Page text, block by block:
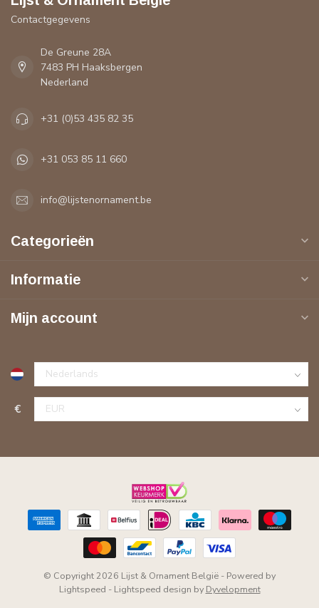
Contactgegevens
De Greune 28A
7483 PH Haaksbergen
Nederland
+31 (0)53 435 82 35
+31 053 85 11 660
info@lijstenornament.be
Categorieën
Informatie
Mijn account
€
© Copyright 2026 Lijst & Ornament België - Powered by
Lightspeed - Lightspeed design by Dyvelopment